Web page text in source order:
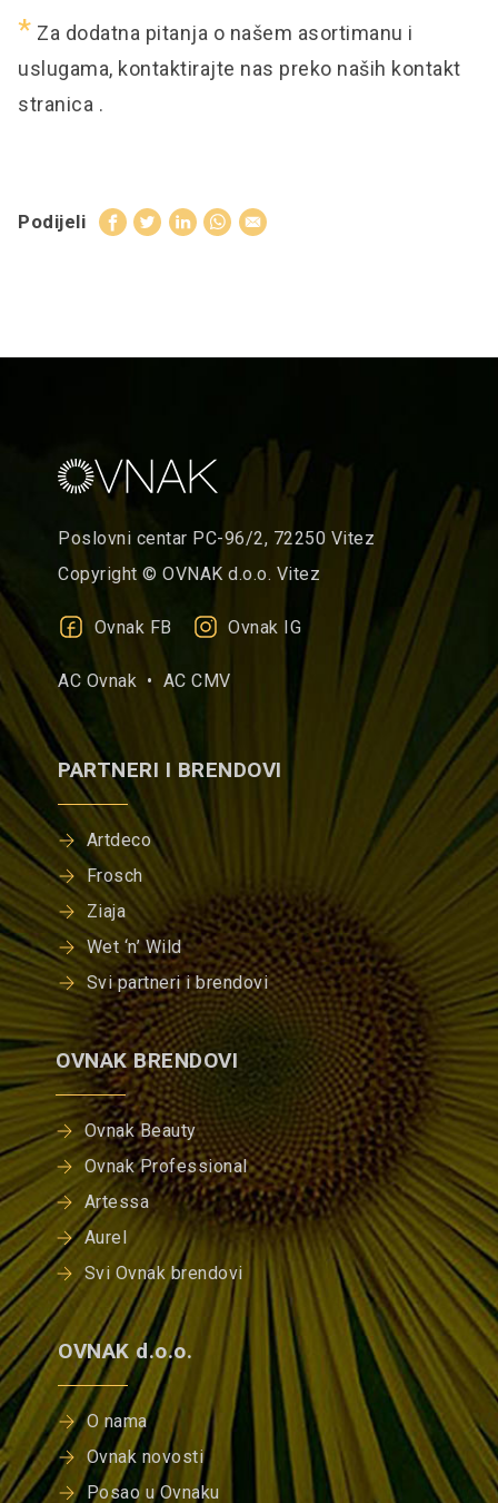
* Za dodatna pitanja o našem asortimanu i
uslugama, kontaktirajte nas preko naših kontakt
stranica .
Podijeli
Poslovni centar PC-96/2, 72250 Vitez
Copyright © OVNAK d.o.o. Vitez
Ovnak FB Ovnak IG
AC Ovnak • AC CMV
PARTNERI I BRENDOVI
Artdeco
Frosch
Ziaja
Wet ‘n’ Wild
Svi partneri i brendovi
OVNAK BRENDOVI
Ovnak Beauty
Ovnak Professional
Artessa
Aurel
Svi Ovnak brendovi
OVNAK d.o.o.
O nama
Ovnak novosti
Posao u Ovnaku